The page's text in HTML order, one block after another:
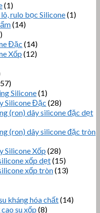
(1)
rulo bọc Silicone(1)
(14)
Đặc (14)
Xốp (12)
Silicone(1)
Silicone Đặc (28)
(ron) dây silicone đặc dẹt
(ron) dây silicone đặc tròn
Silicone Xốp (28)
xốp dẹt(15)
xốp tròn(13)
kháng hóa chất(14)
su xốp (8)